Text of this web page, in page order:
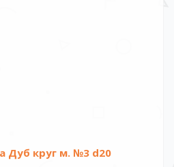
Дуб круг м. №3 d20